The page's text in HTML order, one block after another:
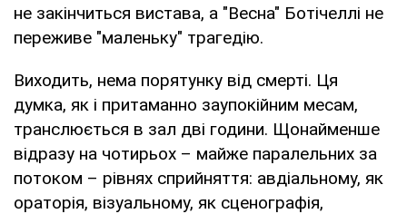
не закінчиться вистава, а "Весна" Ботічеллі не
переживе "маленьку" трагедію.
Виходить, нема порятунку від смерті. Ця
думка, як і притаманно заупокійним месам,
транслюється в зал дві години. Щонайменше
відразу на чотирьох – майже паралельних за
потоком – рівнях сприйняття: авдіальному, як
ораторія, візуальному, як сценографія,